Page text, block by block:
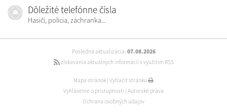
Dôležité telefónne čísla
Hasiči, polícia, záchranka...
Posledná aktualizácia: 07.08.2026
získavania aktuálnych informácií s využitím RSS
Mapa stránok Vytlačiť stránku
Vyhlásenie o prístupnosti Autorské práva
Ochrana osobných údajov